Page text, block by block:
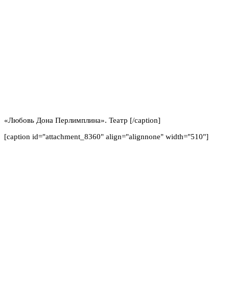
«Любовь Дона Перлимплина». Театр [/caption]
[caption id="attachment_8360" align="alignnone" width="510"]